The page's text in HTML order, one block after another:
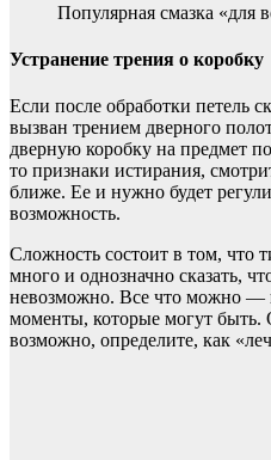
Популярная смазка «для
Устранение трения о коробку
Если после обработки петель
вызван трением дверного
дверную коробку на предмет
то признаки истирания,
ближе. Ее и нужно будет
возможность.
Сложность состоит в том, что
много и однозначно сказать,
невозможно. Все что можно —
моменты, которые могут быть.
возможно, определите, как